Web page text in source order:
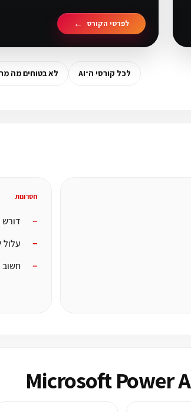
לפרטי הקורס
לכל קורסי ה־AI לא בטוחים מה
חסרונות
עלול